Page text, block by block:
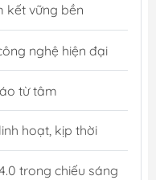
kết vững bền
nghệ hiện đại
từ tâm
hoạt, kịp thời
trong chiếu sáng